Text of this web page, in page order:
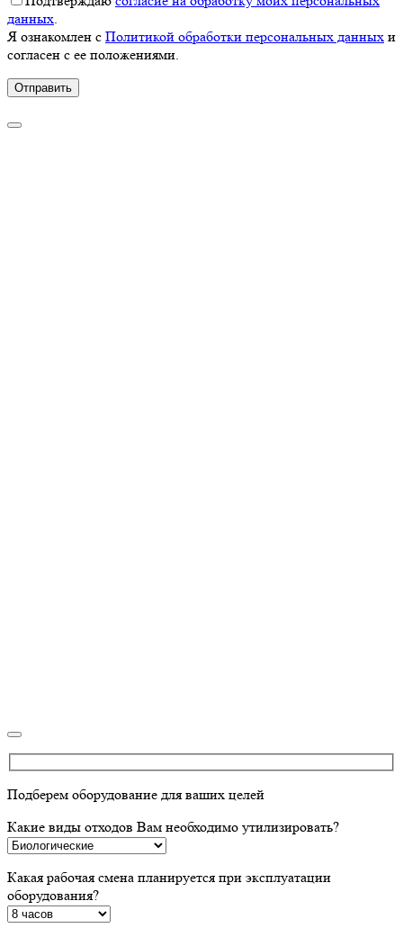
данных.
Я ознакомлен с Политикой обработки персональных данных и
согласен с ее положениями.
Подберем оборудование для ваших целей
Какие виды отходов Вам необходимо утилизировать?
Какая рабочая смена планируется при эксплуатации
оборудования?